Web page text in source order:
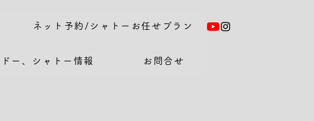
ネット予約/シャトーお任せプラン
ー、シャトー情報 お問合せ